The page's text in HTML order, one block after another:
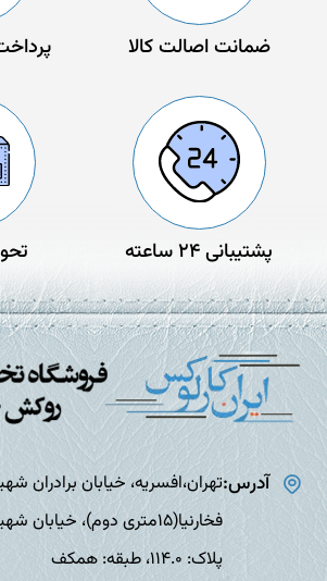
ضمانت اصالت کالا
پشتیبانی 24 ساعته
آدرس:تهران،افسریه، خیابان برادران
پلاک: 114.0، طبقه: همکف